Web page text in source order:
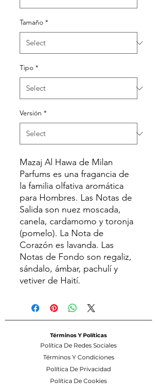
Tamaño *
Tipo *
Versión *
Mazaj Al Hawa de Milan
Parfums es una fragancia de
la familia olfativa aromática
para Hombres. Las Notas de
Salida son nuez moscada,
canela, cardamomo y toronja
(pomelo). La Nota de
Corazón es lavanda. Las
Notas de Fondo son regaliz,
sándalo, ámbar, pachulí y
vetiver de Haití.
Términos Y Políticas
Política De Redes Sociales
Términos Y Condiciones
Política De Privacidad
Política De Cookies